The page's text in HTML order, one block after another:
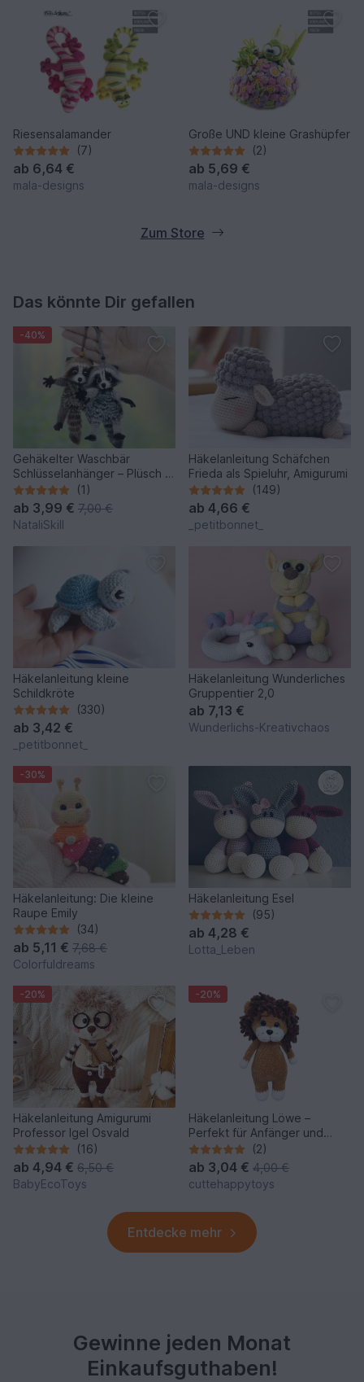
Riesensalamander
(7)
ab 6,64 €
mala-designs
Große UND kleine Grashüpfer
(2)
ab 5,69 €
mala-designs
Zum Store
Das könnte Dir gefallen
-40%
Gehäkelter Waschbär
Schlüsselanhänger – Plüsch &
Stresshilfe.
(1)
ab 3,99 € 7,00 €
NataliSkill
Häkelanleitung Schäfchen
Frieda als Spieluhr, Amigurumi
(149)
ab 4,66 €
_petitbonnet_
Häkelanleitung kleine
Schildkröte
(330)
ab 3,42 €
_petitbonnet_
Häkelanleitung Wunderliches
Gruppentier 2,0
ab 7,13 €
Wunderlichs-Kreativchaos
-30%
Häkelanleitung: Die kleine
Raupe Emily
(34)
ab 5,11 € 7,68 €
Colorfuldreams
Häkelanleitung Esel
(95)
ab 4,28 €
Lotta_Leben
-20%
Häkelanleitung Amigurumi
Professor Igel Osvald
(16)
ab 4,94 € 6,50 €
BabyEcoToys
-20%
Häkelanleitung Löwe –
Perfekt für Anfänger und
Profis
(2)
ab 3,04 € 4,00 €
cuttehappytoys
Entdecke mehr
Gewinne jeden Monat
Einkaufsguthaben!